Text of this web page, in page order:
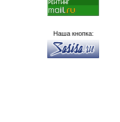
Наша кнопка: